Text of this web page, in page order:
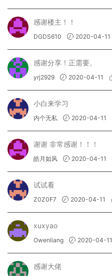
感谢楼主！！
DGDS610 2020-04-11
感谢分享！正需要。
yrj2929 2020-04-11
小白来学习
内个无私 2020-04-11
谢谢 非常感谢！！！
皓月如风 2020-04-11
试试看
Z0Z0F7 2020-04-11
xuxyao
Owenliang 2020-04-11
感谢大佬